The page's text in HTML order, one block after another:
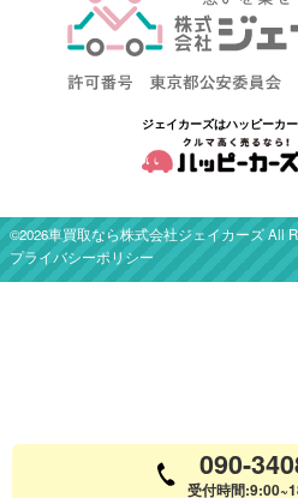
ジェイカーズはハッピーカ
©2026車買取なら株式会社ジェイカーズ All
プライバシーポリシー
090-
受付時間